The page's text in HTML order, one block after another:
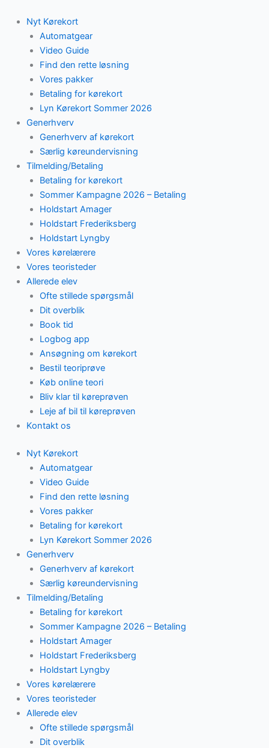
content
Nyt Kørekort
Automatgear
Video Guide
Find den rette løsning
Vores pakker
Betaling for kørekort
Lyn Kørekort Sommer 2026
Generhverv
Generhverv af kørekort
Særlig køreundervisning
Tilmelding/Betaling
Betaling for kørekort
Sommer Kampagne 2026 – Betaling
Holdstart Amager
Holdstart Frederiksberg
Holdstart Lyngby
Vores kørelærere
Vores teoristeder
Allerede elev
Ofte stillede spørgsmål
Dit overblik
Book tid
Logbog app
Ansøgning om kørekort
Bestil teoriprøve
Køb online teori
Bliv klar til køreprøven
Leje af bil til køreprøven
Kontakt os
Nyt Kørekort
Automatgear
Video Guide
Find den rette løsning
Vores pakker
Betaling for kørekort
Lyn Kørekort Sommer 2026
Generhverv
Generhverv af kørekort
Særlig køreundervisning
Tilmelding/Betaling
Betaling for kørekort
Sommer Kampagne 2026 – Betaling
Holdstart Amager
Holdstart Frederiksberg
Holdstart Lyngby
Vores kørelærere
Vores teoristeder
Allerede elev
Ofte stillede spørgsmål
Dit overblik